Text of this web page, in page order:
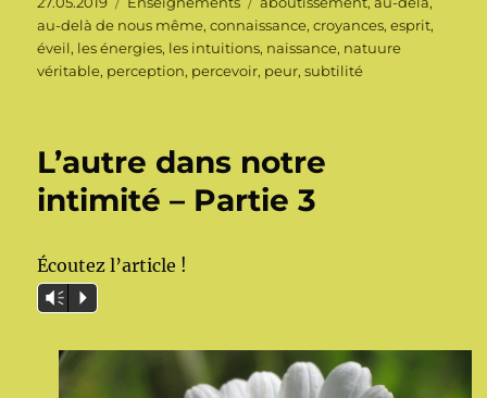
le
au-delà de nous même,connaissance,croyances,esprit,
éveil, les énergies, les intuitions, naissance, natuure
véritable, perception, percevoir, peur,subtilité
L’autre dans notre
intimité – Partie 3
Écoutez l’article !
Vm P